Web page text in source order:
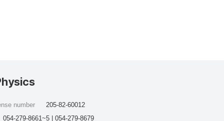
number
205-82-60012
054-279-8661~5 | 054-279-8679